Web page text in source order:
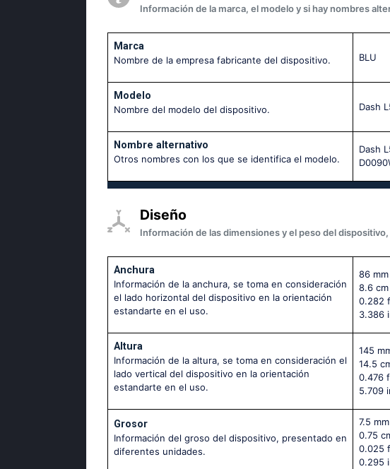
Información de la marca, el modelo y si hay nombres
Marca
Nombre de la empresa fabricante del dispositivo.
BLU
Modelo
Nombre del modelo del dispositivo.
Dash
Nombre alternativo
Otros nombres con los que se identifica el modelo.
Dash
Diseño
Información de las dimensiones y el peso del
Anchura
Información de la anchura, se toma en consideración
el lado horizontal del dispositivo en la orientación
estandarte en el uso.
86 mm
8.6 cm
0.282
3.386
Altura
Información de la altura, se toma en consideración el
lado vertical del dispositivo en la orientación
estandarte en el uso.
145
14.5
0.476
5.709
Grosor
Información del groso del dispositivo, presentado en
diferentes unidades.
7.5 mm
0.75
0.025
0.295